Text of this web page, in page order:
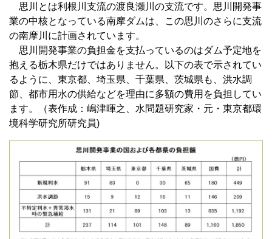
思川とは利根川支流の渡良瀬川の支流です。思川開発事
業の中核となっている南摩ダムは、この思川のさらに支流
の南摩川に計画されています。
思川開発事業の負担金を支払っているのはダム予定地を
抱える栃木県だけではありません。以下の表で示されてい
るように、東京都、埼玉県、千葉県、茨城県も、洪水調
節、都市用水の供給などを理由に多額の費用を負担してい
ます。（表作成：嶋津暉之、水問題研究家・元・東京都環
境科学研究所研究員)